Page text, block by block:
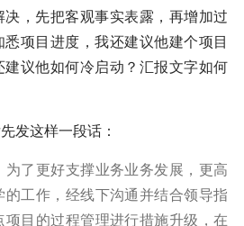
，先把客观事实表露，再增加过
项目进度，我还建议他建个项目
议他如何冷启动？汇报文字如何
发这样一段话：
为了更好支撑业务业务发展，更高
的工作，经线下沟通并结合领导指
项目的过程管理进行措施升级，在